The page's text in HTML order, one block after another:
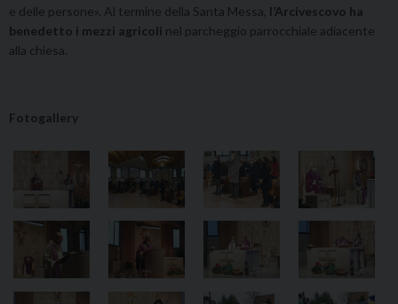
e delle persone». Al termine della Santa Messa, l’Arcivescovo ha
benedetto i mezzi agricoli nel parcheggio parrocchiale adiacente
alla chiesa.
Fotogallery